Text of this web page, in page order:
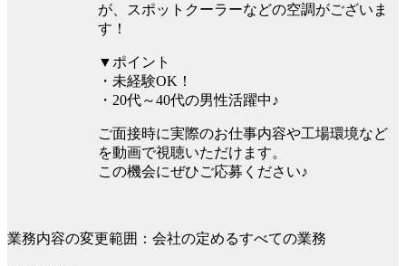
が、スポットクーラーなどの空調がございま
す！
▼ポイント
・未経験OK！
・20代～40代の男性活躍中♪
ご面接時に実際のお仕事内容や工場環境など
を動画で視聴いただけます。
この機会にぜひご応募ください♪
業務内容の変更範囲：会社の定めるすべての業務